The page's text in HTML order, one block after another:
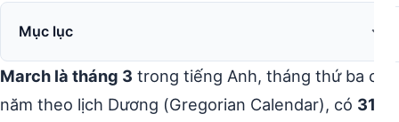
Mục lục
March là tháng 3 trong tiếng Anh, tháng thứ ba của
năm theo lịch Dương (Gregorian Calendar), có 31